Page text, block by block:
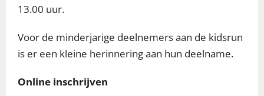
13.00 uur.
Voor de minderjarige deelnemers aan de kidsrun
is er een kleine herinnering aan hun deelname.
Online inschrijven